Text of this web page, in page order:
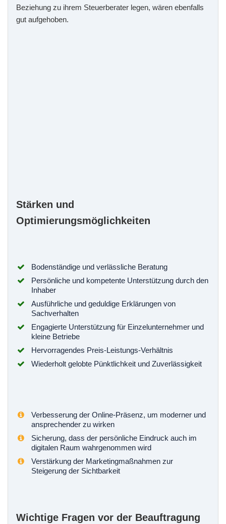
Beziehung zu ihrem Steuerberater legen, wären ebenfalls
gut aufgehoben.
Stärken und
Optimierungsmöglichkeiten
Bodenständige und verlässliche Beratung
Persönliche und kompetente Unterstützung durch den
Inhaber
Ausführliche und geduldige Erklärungen von
Sachverhalten
Engagierte Unterstützung für Einzelunternehmer und
kleine Betriebe
Hervorragendes Preis-Leistungs-Verhältnis
Wiederholt gelobte Pünktlichkeit und Zuverlässigkeit
Verbesserung der Online-Präsenz, um moderner und
ansprechender zu wirken
Sicherung, dass der persönliche Eindruck auch im
digitalen Raum wahrgenommen wird
Verstärkung der Marketingmaßnahmen zur
Steigerung der Sichtbarkeit
Wichtige Fragen vor der Beauftragung